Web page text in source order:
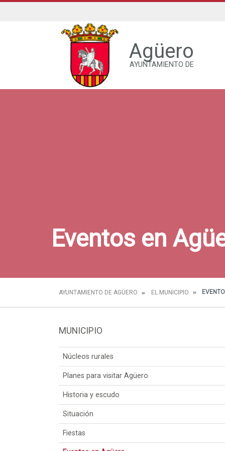
Agüero
AYUNTAMIENTO DE
Eventos en
AYUNTAMIENTO DE AGÜERO EL MUNICIPIO
MUNICIPIO
Núcleos rurales
Planes para visitar Agüero
Historia y escudo
Situación
Fiestas